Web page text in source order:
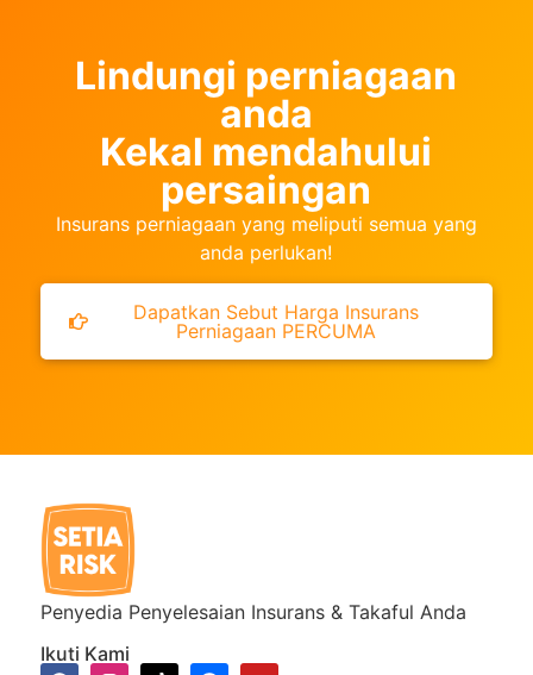
Lindungi perniagaan
anda
Kekal mendahului
persaingan
Insurans perniagaan yang meliputi semua yang
anda perlukan!
Dapatkan Sebut Harga Insurans
Perniagaan PERCUMA
Penyedia Penyelesaian Insurans & Takaful Anda
Ikuti Kami